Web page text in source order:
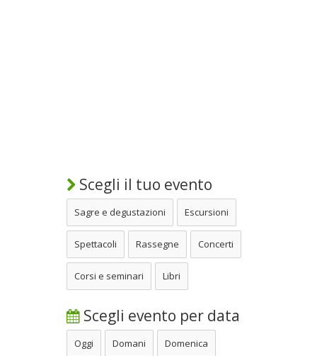
Scegli il tuo evento
Sagre e degustazioni Escursioni
Spettacoli Rassegne Concerti
Corsi e seminari Libri
Scegli evento per data
Oggi Domani Domenica